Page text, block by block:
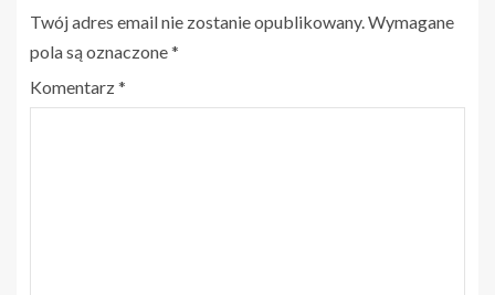
Twój adres email nie zostanie opublikowany. Wymagane
pola są oznaczone*
Komentarz*